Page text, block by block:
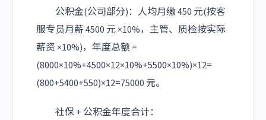
公积金(公司部分)：人均月缴 450 元(按客
服专员月薪 4500 元 ×10%，主管、质检按实际
薪资 ×10%)，年度总额 =
(8000×10%+4500×12×10%+5500×10%)×12=
(800+5400+550)×12=75000 元。
社保 + 公积金年度合计：